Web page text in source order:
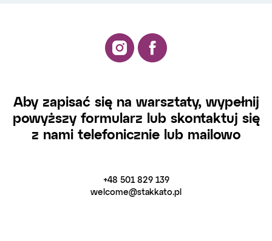
Aby zapisać się na warsztaty, wypełnij
powyższy formularz lub skontaktuj się
z nami telefonicznie lub mailowo
+48 501 829 139
welcome@stakkato.pl